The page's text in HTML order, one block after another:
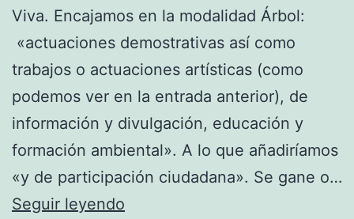
Viva. Encajamos en la modalidad Árbol:
«actuaciones demostrativas así como
trabajos o actuaciones artísticas (como
podemos ver en la entrada anterior), de
información y divulgación, educación y
formación ambiental». A lo que añadiríamos
«y de participación ciudadana». Se gane o…
Seguir leyendo